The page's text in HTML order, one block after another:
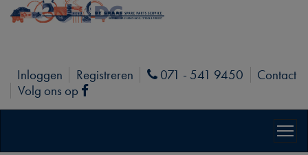
Inloggen Registreren Phone
071 - 541 9450
Contact
Volg ons op
Facebook